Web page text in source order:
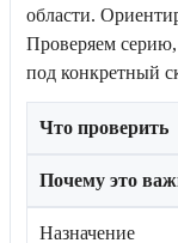
области.
Проверяем
под конкретный
Что проверить
Почему это
Назначение